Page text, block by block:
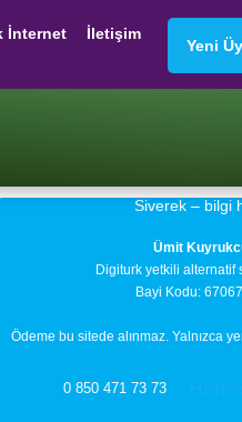
İnternet İletişim
Yeni
Siverek – bilgi
Ümit
Digiturk yetkili alternatif
Bayi Kodu:
Ödeme bu sitede alınmaz. Yalnızca
0 850 471 73 73